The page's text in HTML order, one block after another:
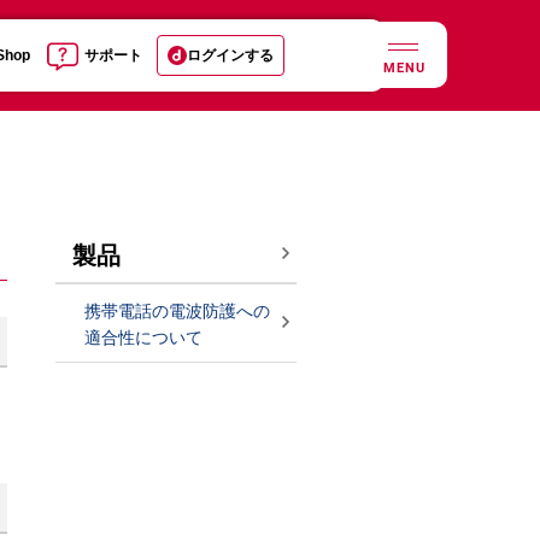
サポート ログインする
MENU
製品
携帯電話の電波防護への
適合性について